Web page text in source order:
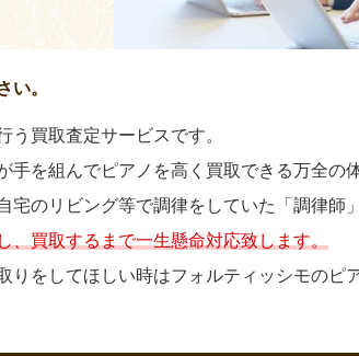
い。
買取査定サービスです。
手を組んでピアノを高く買取できる万全の
宅のリビング等で調律をしていた「調律師
買取するまで一生懸命対応致します。
りをしてほしい時はフォルティッシモのピ